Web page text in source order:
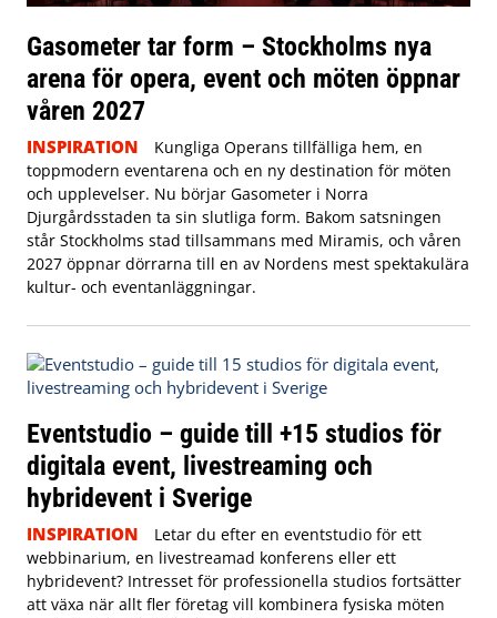
Gasometer tar form – Stockholms nya
arena för opera, event och möten öppnar
våren 2027
INSPIRATION
Kungliga Operans tillfälliga hem, en
toppmodern eventarena och en ny destination för möten
och upplevelser. Nu börjar Gasometer i Norra
Djurgårdsstaden ta sin slutliga form. Bakom satsningen
står Stockholms stad tillsammans med Miramis, och våren
2027 öppnar dörrarna till en av Nordens mest spektakulära
kultur- och eventanläggningar.
Eventstudio – guide till +15 studios för
digitala event, livestreaming och
hybridevent i Sverige
INSPIRATION
Letar du efter en eventstudio för ett
webbinarium, en livestreamad konferens eller ett
hybridevent? Intresset för professionella studios fortsätter
att växa när allt fler företag vill kombinera fysiska möten